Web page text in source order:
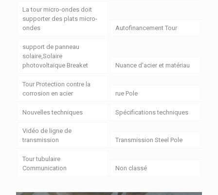
La tour micro-ondes doit
supporter des plats micro-
ondes
Autofinancement Tour
support de panneau
solaire,Solaire
photovoltaïque Breaket
Nuance d'acier et matériau
Tour Protection contre la
corrosion en acier
rue Pole
Nouvelles techniques Spécifications techniques
Vidéo de ligne de
transmission
Transmission Steel Pole
Tour tubulaire
Communication
Non classé